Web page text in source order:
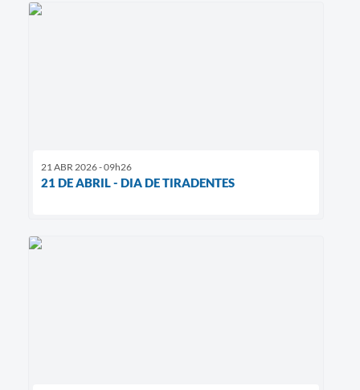
21 ABR 2026 - 09h26
21 DE ABRIL - DIA DE TIRADENTES